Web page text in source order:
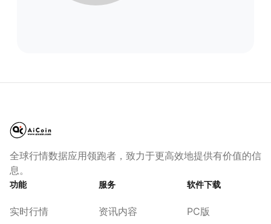
全球行情数据应用领跑者，致力于更高效地提供有价值的信
息。
功能
实时行情
服务
资讯内容
软件下载
PC版